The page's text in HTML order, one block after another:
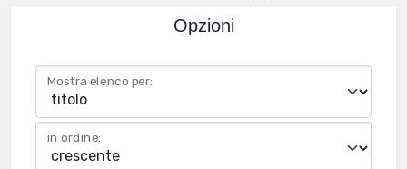
Opzioni
Mostra elenco per:
in ordine: